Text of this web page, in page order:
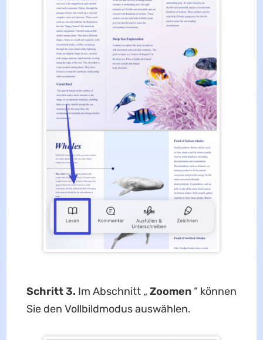
Schritt 3. Im Abschnitt „ Zoomen“ können
Sie den Vollbildmodus auswählen.